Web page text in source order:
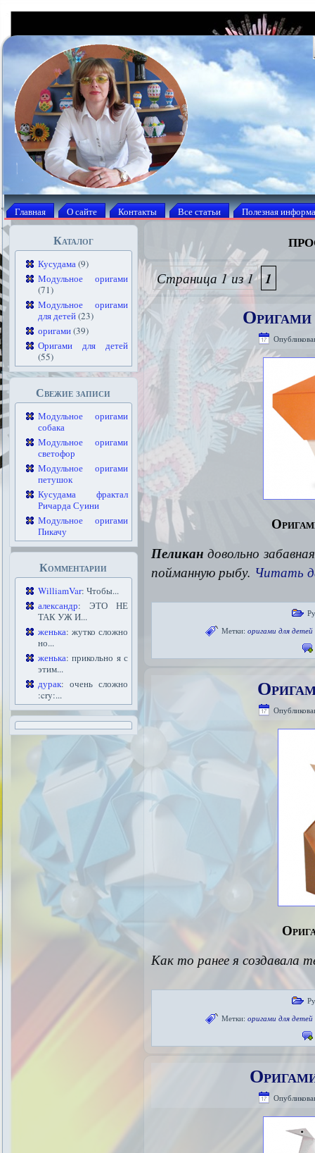
Главная О сайте Контакты Все статьи Полезная
Каталог
Кусудама(9)
Модульное оригами
(71)
Модульное оригами
для детей(23)
оригами(39)
Оригами для детей
(55)
Свежие записи
Модульное оригами
собака
Модульное оригами
светофор
Модульное оригами
петушок
Кусудама фрактал
Ричарда Суини
Модульное оригами
Пикачу
Комментарии
WilliamVar: Чтобы...
александр: ЭТО НЕ
ТАК УЖ И...
женька: жутко сложно
но...
женька: прикольно я с
этим...
дурак: очень сложно
:cry:...
Страница 1 из 1 1
Оригами
Пеликан довольно
пойманную рыбу. Читать
Метки: оригами для детей
Как то ранее я создавала
Метки: оригами для детей